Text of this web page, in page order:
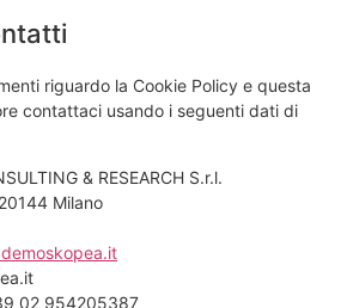
riguardo la Cookie Policy e questa
contattaci usando i seguenti dati di
& RESEARCH S.r.l.
Milano
02 954205387